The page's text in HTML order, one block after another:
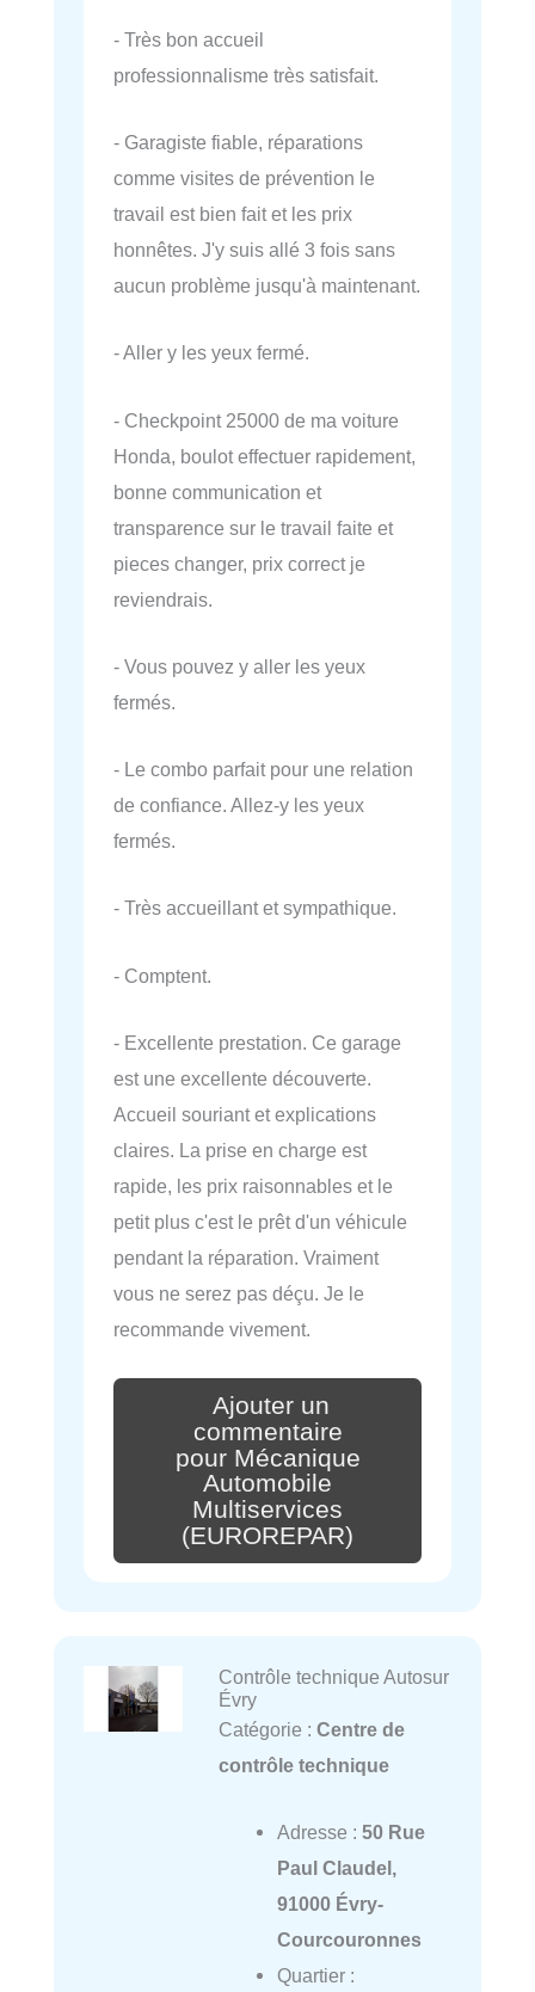
- Très bon accueil
professionnalisme très satisfait.
- Garagiste fiable, réparations
comme visites de prévention le
travail est bien fait et les prix
honnêtes. J'y suis allé 3 fois sans
aucun problème jusqu'à maintenant.
- Aller y les yeux fermé.
- Checkpoint 25000 de ma voiture
Honda, boulot effectuer rapidement,
bonne communication et
transparence sur le travail faite et
pieces changer, prix correct je
reviendrais.
- Vous pouvez y aller les yeux
fermés.
- Le combo parfait pour une relation
de confiance. Allez-y les yeux
fermés.
- Très accueillant et sympathique.
- Comptent.
- Excellente prestation. Ce garage
est une excellente découverte.
Accueil souriant et explications
claires. La prise en charge est
rapide, les prix raisonnables et le
petit plus c'est le prêt d'un véhicule
pendant la réparation. Vraiment
vous ne serez pas déçu. Je le
recommande vivement.
Ajouter un
commentaire
pour Mécanique
Automobile
Multiservices
(EUROREPAR)
Contrôle technique Autosur
Évry
Catégorie : Centre de
contrôle technique
Adresse : 50 Rue
Paul Claudel,
91000 Évry-
Courcouronnes
Quartier :